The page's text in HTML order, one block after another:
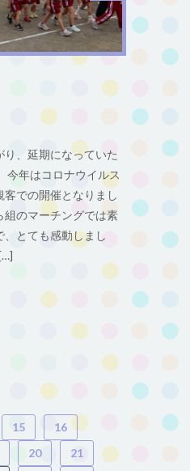
、延期になっていた
今年はコロナウイルス
での開催となりまし
組のマーチングでは素
とても感動しまし
15
16
20
21